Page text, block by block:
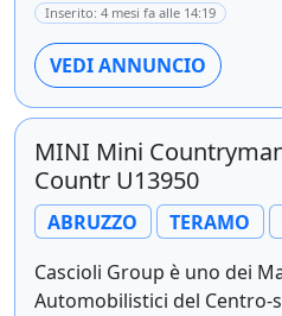
Inserito: 4 mesi fa alle 14:19
VEDI ANNUNCIO
MINI Mini
Countr U13950
ABRUZZO TERAMO
Cascioli Group è uno dei
Automobilistici del Centro-